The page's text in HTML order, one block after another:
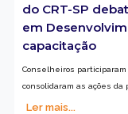
do CRT-SP
em
capacitação
Conselheiros
consolidaram as ações
Ler mais...